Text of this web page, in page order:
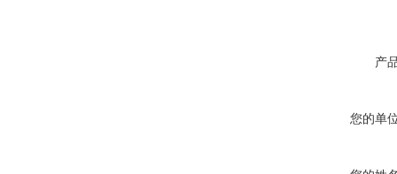
产
您的单